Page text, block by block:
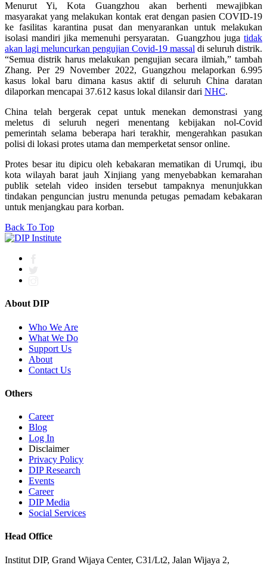
Menurut Yi, Kota Guangzhou akan berhenti mewajibkan
masyarakat yang melakukan kontak erat dengan pasien COVID-19
ke fasilitas karantina pusat dan menyarankan untuk melakukan
isolasi mandiri jika memenuhi persyaratan. Guangzhou juga tidak
akan lagi meluncurkan pengujian Covid-19 massal di seluruh distrik.
“Semua distrik harus melakukan pengujian secara ilmiah,” tambah
Zhang. Per 29 November 2022, Guangzhou melaporkan 6.995
kasus lokal baru dimana kasus aktif di seluruh China daratan
dilaporkan mencapai 37.612 kasus lokal dilansir dari NHC.
China telah bergerak cepat untuk menekan demonstrasi yang
meletus di seluruh negeri menentang kebijakan nol-Covid
pemerintah selama beberapa hari terakhir, mengerahkan pasukan
polisi di lokasi protes utama dan memperketat sensor online.
Protes besar itu dipicu oleh kebakaran mematikan di Urumqi, ibu
kota wilayah barat jauh Xinjiang yang menyebabkan kemarahan
publik setelah video insiden tersebut tampaknya menunjukkan
tindakan penguncian justru menunda petugas pemadam kebakaran
untuk menjangkau para korban.
Back To Top
About DIP
Who We Are
What We Do
Support Us
About
Contact Us
Others
Career
Blog
Log In
Disclaimer
Privacy Policy
DIP Research
Events
Career
DIP Media
Social Services
Head Office
Institut DIP, Grand Wijaya Center, C31/Lt2, Jalan Wijaya 2,